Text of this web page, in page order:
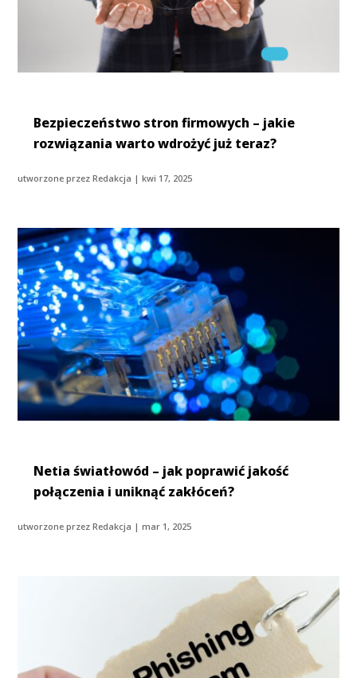
Bezpieczeństwo stron firmowych – jakie
rozwiązania warto wdrożyć już teraz?
utworzone przezRedakcja |kwi 17, 2025
Netia światłowód – jak poprawić jakość
połączenia i uniknąć zakłóceń?
utworzone przezRedakcja |mar 1, 2025